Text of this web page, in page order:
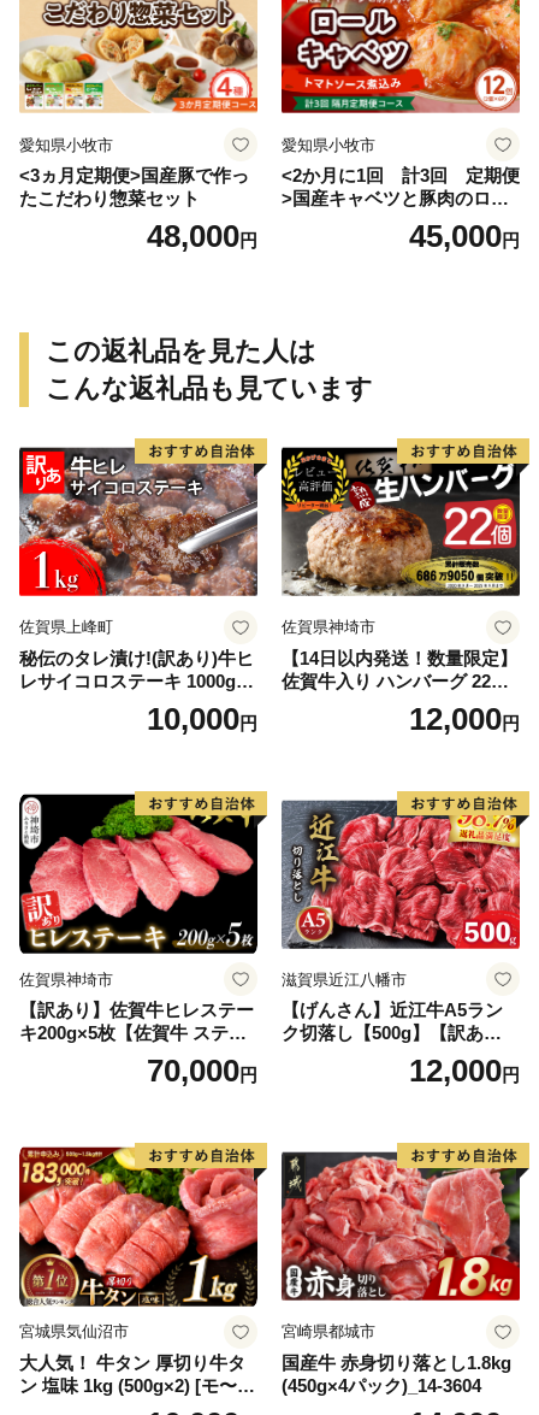
愛知県小牧市
<3ヵ月定期便>国産豚で作っ
たこだわり惣菜セット
48,000円
愛知県小牧市
<2か月に1回 計3回 定期便
>国産キャベツと豚肉のロー
ルキャベツ（6P入り）
45,000円
この返礼品を見た人は
こんな返礼品も見ています
佐賀県上峰町
秘伝のタレ漬け!(訳あり)牛ヒ
レサイコロステーキ 1000g
10,000円
佐賀県神埼市
【14日以内発送！数量限定】
佐賀牛入り ハンバーグ 22個
2.6kg(120g×22個)【佐賀牛
黒毛和牛 ブランド牛 九州 ハ
気】(H083106)
12,000円
佐賀県神埼市
【訳あり】佐賀牛ヒレステー
キ200g×5枚【佐賀牛 ステー
キ ブランド肉 ヒレ肉 フィレ
肉 ジューシー ヘルシー】(H0
70,000円
滋賀県近江八幡市
【げんさん】近江牛A5ラン
ク切落し【500g】【訳あり】
12,000円
宮城県気仙沼市
大人気！ 牛タン 厚切り牛タ
ン 塩味 1kg (500g×2) [モ〜ラ
ンド 宮城県 気仙沼市 205646
宮崎県都城市
国産牛 赤身切り落とし1.8kg
(450g×4パック)_14-3604